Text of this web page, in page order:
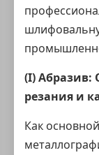
(I) Абразив:
резания и
Как